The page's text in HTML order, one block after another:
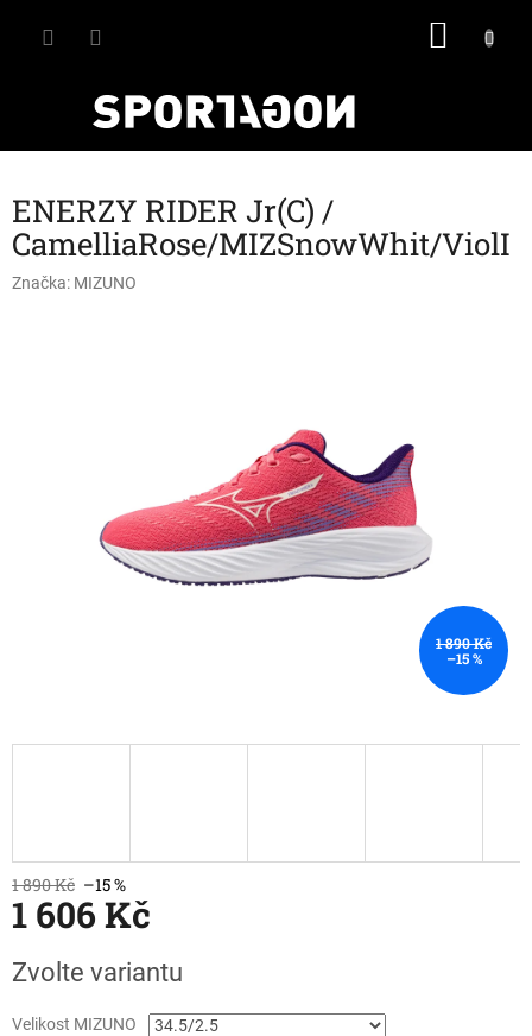
ENERZY RIDER Jr(C) /
CamelliaRose/MIZSnowWhit/ViolI
Značka: MIZUNO
1 890 Kč
–15 %
1 890 Kč –15 %
1 606 Kč
cena:
Zvolte variantu
Velikost MIZUNO